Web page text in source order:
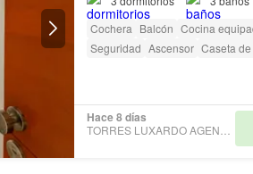
Cochera Balcón Cocina
Seguridad Ascensor Caseta
Hace 8 días